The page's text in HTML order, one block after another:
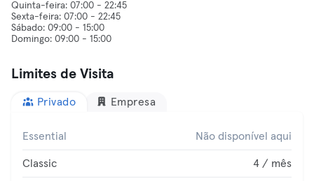
Quinta-feira: 07:00 - 22:45
Sexta-feira: 07:00 - 22:45
Sábado: 09:00 - 15:00
Limites de Visita
Privado Empresa
Essential Não disponível aqui
Classic 4 / mês